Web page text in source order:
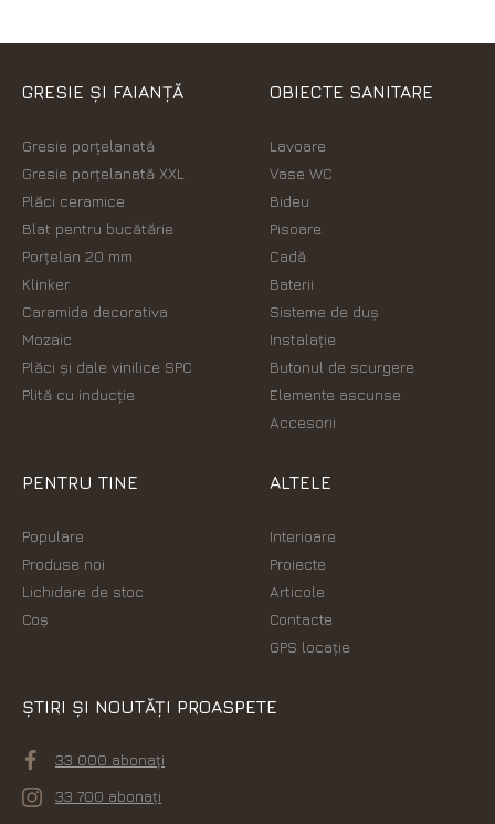
GRESIE ȘI FAIANȚĂ
Gresie porțelanată
Gresie porțelanată XXL
Plăci ceramice
Blat pentru bucătărie
Porțelan 20 mm
Klinker
Caramida decorativa
Mozaic
Plăci şi dale vinilice SPC
Plită cu inducție
OBIECTE SANITARE
Lavoare
Vase WC
Bideu
Pisoare
Cadă
Baterii
Sisteme de duș
Instalație
Butonul de scurgere
Elemente ascunse
Accesorii
PENTRU TINE
Populare
Produse noi
Lichidare de stoc
Coș
ALTELE
Interioare
Proiecte
Articole
Contacte
GPS locație
ȘTIRI ȘI NOUTĂȚI PROASPETE
33 000 abonați
33 700 abonați